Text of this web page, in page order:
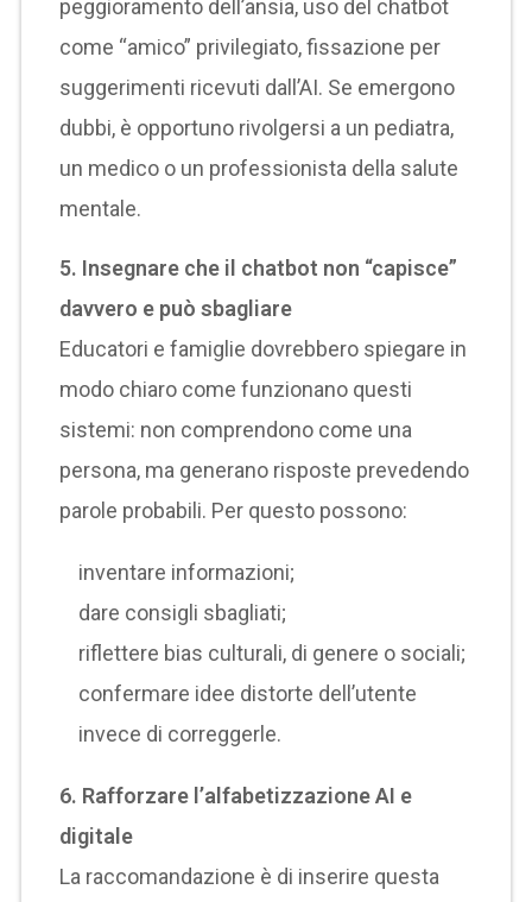
peggioramento dell’ansia, uso del chatbot
come “amico” privilegiato, fissazione per
suggerimenti ricevuti dall’AI. Se emergono
dubbi, è opportuno rivolgersi a un pediatra,
un medico o un professionista della salute
mentale.
5. Insegnare che il chatbot non “capisce”
davvero e può sbagliare
Educatori e famiglie dovrebbero spiegare in
modo chiaro come funzionano questi
sistemi: non comprendono come una
persona, ma generano risposte prevedendo
parole probabili. Per questo possono:
inventare informazioni;
dare consigli sbagliati;
riflettere bias culturali, di genere o sociali;
confermare idee distorte dell’utente
invece di correggerle.
6. Rafforzare l’alfabetizzazione AI e
digitale
La raccomandazione è di inserire questa